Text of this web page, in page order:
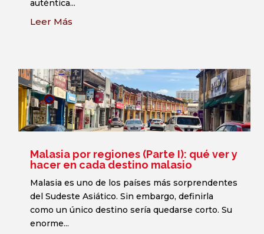
auténtica...
Leer Más
Malasia por regiones (Parte I): qué ver y
hacer en cada destino malasio
Malasia es uno de los países más sorprendentes
del Sudeste Asiático. Sin embargo, definirla
como un único destino sería quedarse corto. Su
enorme...